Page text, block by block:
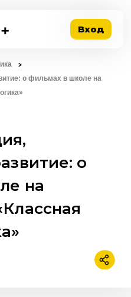
Вход
о фильмах в школе на
о
на